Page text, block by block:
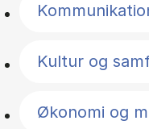
Kultur og
Økonomi og